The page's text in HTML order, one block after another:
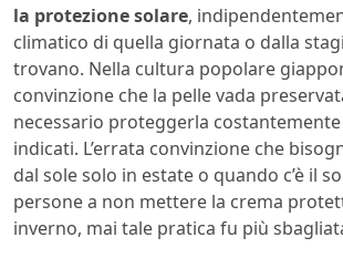
la protezione solare,
climatico di quella giornata o dalla
trovano. Nella cultura popolare
convinzione che la pelle vada
necessario proteggerla
indicati. L’errata convinzione che
dal sole solo in estate o quando c’è il
persone a non mettere la crema
inverno, mai tale pratica fu più